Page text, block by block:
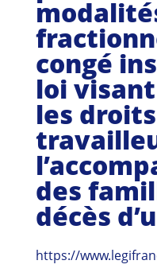
Formations
Projets Fédéraux
Espace emploi
Guides et outils
Actualités
ARSENE
congé
loi
les
des
décès
https://